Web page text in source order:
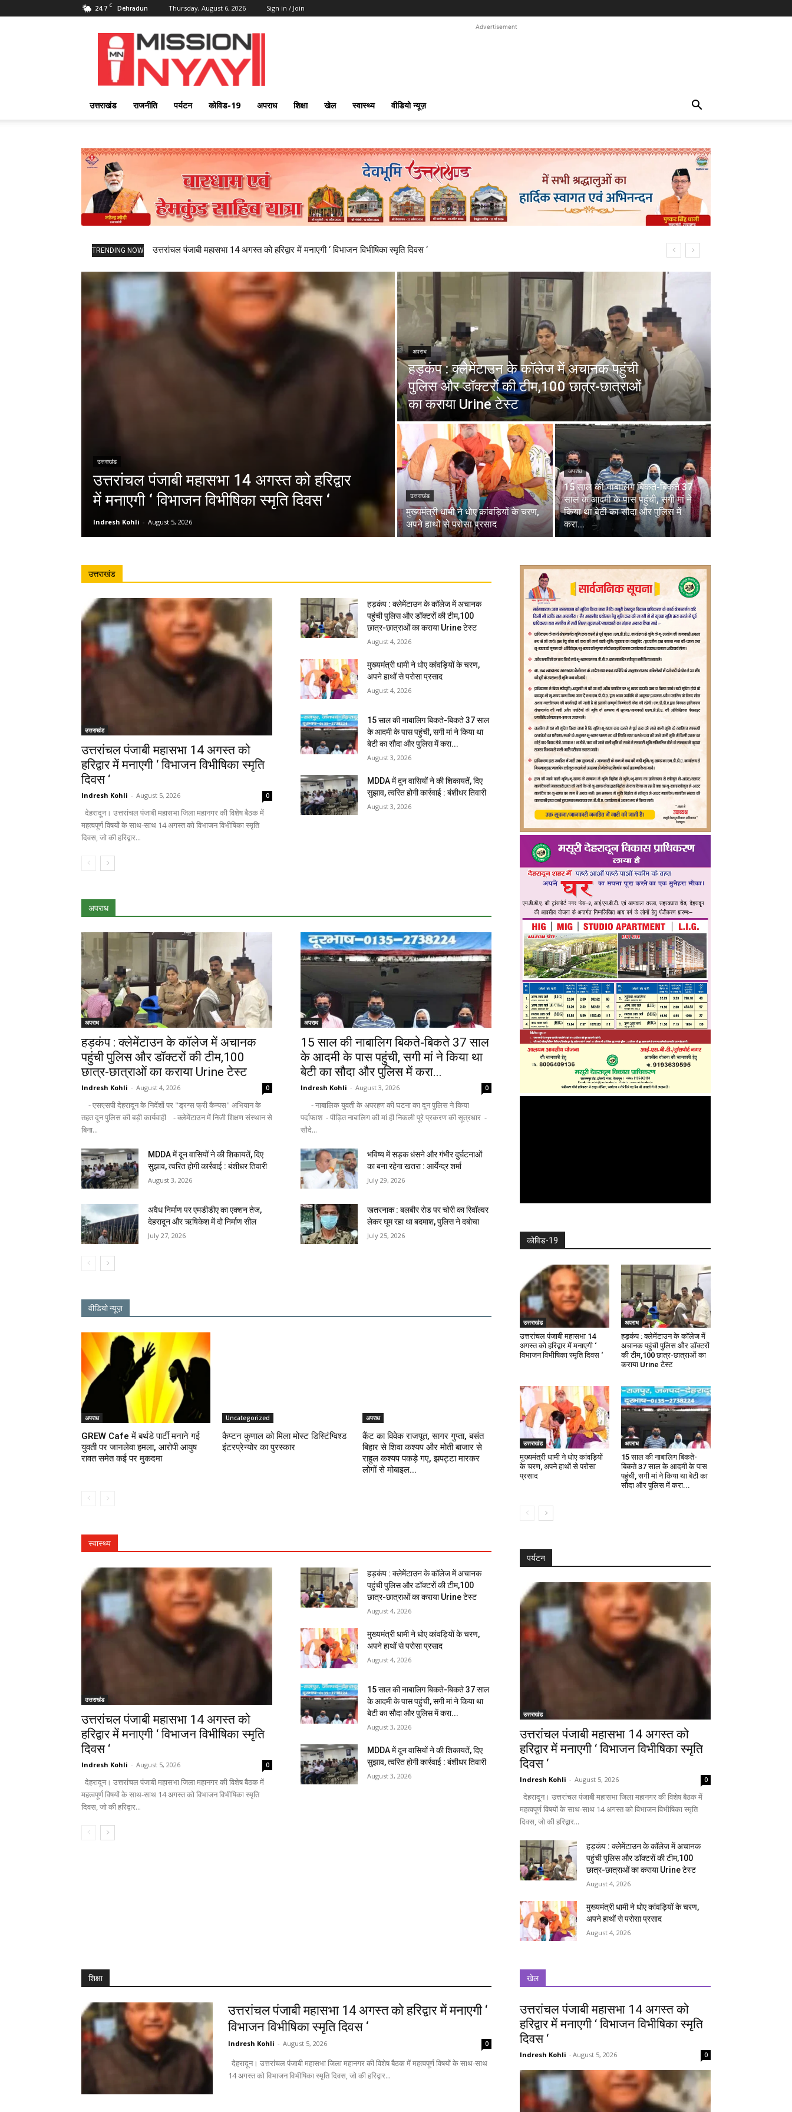
24.7 C Dehradun Thursday, August 6, 2026 Sign in / Join
Mission
Nyay
Advertisement
उत्तराखंड राजनीति पर्यटन कोविड-19 अपराध शिक्षा खेल स्वास्थ्य वीडियो न्यूज़
TRENDING NOW उत्तरांचल पंजाबी महासभा 14 अगस्त को हरिद्वार में मनाएगी ‘ विभाजन विभीषिका स्मृति दिवस ‘
उत्तराखंड
उत्तरांचल पंजाबी महासभा 14 अगस्त को हरिद्वार
में मनाएगी ‘ विभाजन विभीषिका स्मृति दिवस ‘
Indresh Kohli - August 5, 2026
अपराध
हड़कंप : क्लेमेंटाउन के कॉलेज में अचानक पहुंची
पुलिस और डॉक्टरों की टीम,100 छात्र-छात्राओं
का कराया Urine टेस्ट
उत्तराखंड
मुख्यमंत्री धामी ने धोए कांवड़ियों के चरण,
अपने हाथों से परोसा प्रसाद
अपराध
15 साल की नाबालिग बिकते-बिकते 37
साल के आदमी के पास पहुंची, सगी मां ने
किया था बेटी का सौदा और पुलिस में
करा...
उत्तराखंड
उत्तराखंड
उत्तरांचल पंजाबी महासभा 14 अगस्त को
हरिद्वार में मनाएगी ‘ विभाजन विभीषिका स्मृति
दिवस ‘
Indresh Kohli - August 5, 2026 0
देहरादून। उत्तरांचल पंजाबी महासभा जिला महानगर की विशेष बैठक में
महत्वपूर्ण विषयों के साथ-साथ 14 अगस्त को विभाजन विभीषिका स्मृति
दिवस, जो की हरिद्वार...
हड़कंप : क्लेमेंटाउन के कॉलेज में अचानक
पहुंची पुलिस और डॉक्टरों की टीम,100
छात्र-छात्राओं का कराया Urine टेस्ट
August 4, 2026
मुख्यमंत्री धामी ने धोए कांवड़ियों के चरण,
अपने हाथों से परोसा प्रसाद
August 4, 2026
15 साल की नाबालिग बिकते-बिकते 37 साल
के आदमी के पास पहुंची, सगी मां ने किया था
बेटी का सौदा और पुलिस में करा...
August 3, 2026
MDDA में दून वासियों ने की शिकायतें, दिए
सुझाव, त्वरित होगी कार्रवाई : बंशीधर तिवारी
August 3, 2026
अपराध
अपराध
हड़कंप : क्लेमेंटाउन के कॉलेज में अचानक
पहुंची पुलिस और डॉक्टरों की टीम,100
छात्र-छात्राओं का कराया Urine टेस्ट
Indresh Kohli - August 4, 2026 0
- एसएसपी देहरादून के निर्देशों पर "ड्रग्स फ्री कैम्पस" अभियान के
तहत दून पुलिस की बड़ी कार्यवाही - क्लेमेंटाउन में निजी शिक्षण संस्थान से
बिना...
अपराध
15 साल की नाबालिग बिकते-बिकते 37 साल
के आदमी के पास पहुंची, सगी मां ने किया था
बेटी का सौदा और पुलिस में करा...
Indresh Kohli - August 3, 2026 0
- नाबालिक युवती के अपरहण की घटना का दून पुलिस ने किया
पर्दाफाश - पीड़ित नाबालिग की मां ही निकली पूरे प्रकरण की सूत्रधार -
सौदे...
MDDA में दून वासियों ने की शिकायतें, दिए
सुझाव, त्वरित होगी कार्रवाई : बंशीधर तिवारी
August 3, 2026
भविष्य में सड़क धंसने और गंभीर दुर्घटनाओं
का बना रहेगा खतरा : आर्येन्द्र शर्मा
July 29, 2026
अवैध निर्माण पर एमडीडीए का एक्शन तेज,
देहरादून और ऋषिकेश में दो निर्माण सील
July 27, 2026
खतरनाक : बलबीर रोड पर चोरी का रिवॉल्वर
लेकर घूम रहा था बदमाश, पुलिस ने दबोचा
July 25, 2026
वीडियो न्यूज़
अपराध
GREW Cafe में बर्थडे पार्टी मनाने गई
युवती पर जानलेवा हमला, आरोपी आयुष
रावत समेत कई पर मुकदमा
Uncategorized
कैप्टन कुणाल को मिला मोस्ट डिस्टिंग्विश्ड
इंटरप्रेन्योर का पुरस्कार
अपराध
कैंट का विवेक राजपूत, सागर गुप्ता, बसंत
बिहार से शिवा कश्यप और मोती बाजार से
राहुल कश्यप पकड़े गए, झपट्टा मारकर
लोगों से मोबाइल...
स्वास्थ्य
उत्तराखंड
उत्तरांचल पंजाबी महासभा 14 अगस्त को
हरिद्वार में मनाएगी ‘ विभाजन विभीषिका स्मृति
दिवस ‘
Indresh Kohli - August 5, 2026 0
देहरादून। उत्तरांचल पंजाबी महासभा जिला महानगर की विशेष बैठक में
महत्वपूर्ण विषयों के साथ-साथ 14 अगस्त को विभाजन विभीषिका स्मृति
दिवस, जो की हरिद्वार...
हड़कंप : क्लेमेंटाउन के कॉलेज में अचानक
पहुंची पुलिस और डॉक्टरों की टीम,100
छात्र-छात्राओं का कराया Urine टेस्ट
August 4, 2026
मुख्यमंत्री धामी ने धोए कांवड़ियों के चरण,
अपने हाथों से परोसा प्रसाद
August 4, 2026
15 साल की नाबालिग बिकते-बिकते 37 साल
के आदमी के पास पहुंची, सगी मां ने किया था
बेटी का सौदा और पुलिस में करा...
August 3, 2026
MDDA में दून वासियों ने की शिकायतें, दिए
सुझाव, त्वरित होगी कार्रवाई : बंशीधर तिवारी
August 3, 2026
कोविड-19
उत्तराखंड
उत्तरांचल पंजाबी महासभा 14
अगस्त को हरिद्वार में मनाएगी ‘
विभाजन विभीषिका स्मृति दिवस ‘
अपराध
हड़कंप : क्लेमेंटाउन के कॉलेज में
अचानक पहुंची पुलिस और डॉक्टरों
की टीम,100 छात्र-छात्राओं का
कराया Urine टेस्ट
उत्तराखंड
मुख्यमंत्री धामी ने धोए कांवड़ियों
के चरण, अपने हाथों से परोसा
प्रसाद
अपराध
15 साल की नाबालिग बिकते-
बिकते 37 साल के आदमी के पास
पहुंची, सगी मां ने किया था बेटी का
सौदा और पुलिस में करा...
पर्यटन
उत्तराखंड
उत्तरांचल पंजाबी महासभा 14 अगस्त को
हरिद्वार में मनाएगी ‘ विभाजन विभीषिका स्मृति
दिवस ‘
Indresh Kohli - August 5, 2026 0
देहरादून। उत्तरांचल पंजाबी महासभा जिला महानगर की विशेष बैठक में
महत्वपूर्ण विषयों के साथ-साथ 14 अगस्त को विभाजन विभीषिका स्मृति
दिवस, जो की हरिद्वार...
हड़कंप : क्लेमेंटाउन के कॉलेज में अचानक
पहुंची पुलिस और डॉक्टरों की टीम,100
छात्र-छात्राओं का कराया Urine टेस्ट
August 4, 2026
मुख्यमंत्री धामी ने धोए कांवड़ियों के चरण,
अपने हाथों से परोसा प्रसाद
August 4, 2026
शिक्षा
उत्तरांचल पंजाबी महासभा 14 अगस्त को हरिद्वार में मनाएगी ‘
विभाजन विभीषिका स्मृति दिवस ‘
Indresh Kohli - August 5, 2026 0
14 अगस्त को विभाजन विभीषिका स्मृति दिवस, जो की हरिद्वार...
खेल
उत्तरांचल पंजाबी महासभा 14 अगस्त को
हरिद्वार में मनाएगी ‘ विभाजन विभीषिका स्मृति
दिवस ‘
Indresh Kohli - August 5, 2026 0